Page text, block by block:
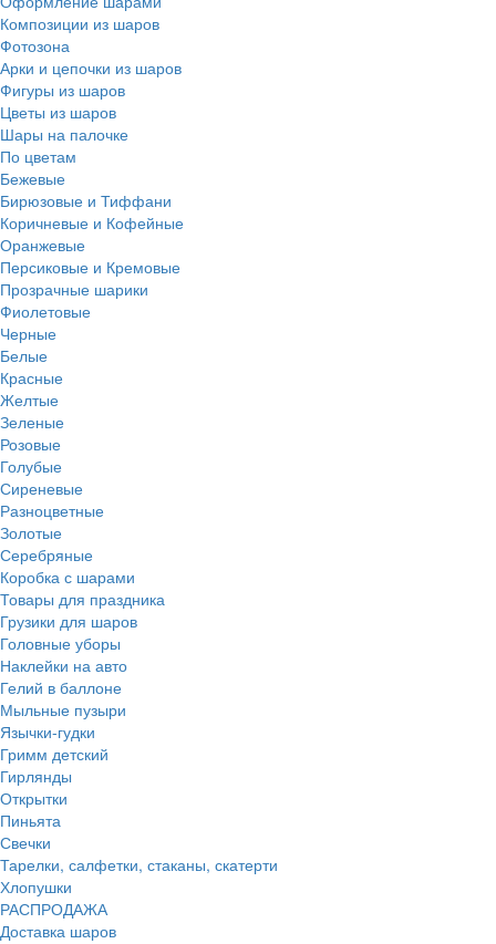
Композиции из шаров
Фотозона
Арки и цепочки из шаров
Фигуры из шаров
Цветы из шаров
Шары на палочке
По цветам
Бежевые
Бирюзовые и Тиффани
Коричневые и Кофейные
Оранжевые
Персиковые и Кремовые
Прозрачные шарики
Фиолетовые
Черные
Белые
Красные
Желтые
Зеленые
Розовые
Голубые
Сиреневые
Разноцветные
Золотые
Серебряные
Коробка с шарами
Товары для праздника
Грузики для шаров
Головные уборы
Наклейки на авто
Гелий в баллоне
Мыльные пузыри
Язычки-гудки
Гримм детский
Гирлянды
Открытки
Пиньята
Свечки
Тарелки, салфетки, стаканы, скатерти
Хлопушки
РАСПРОДАЖА
Доставка шаров